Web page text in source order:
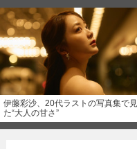
伊藤彩沙、20代ラストの写真集で
た“大人の甘さ”